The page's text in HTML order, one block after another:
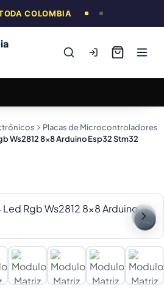
COLOMBIA
Placas de Microcontroladores
Ws2812 8x8 Arduino Esp32 Stm32